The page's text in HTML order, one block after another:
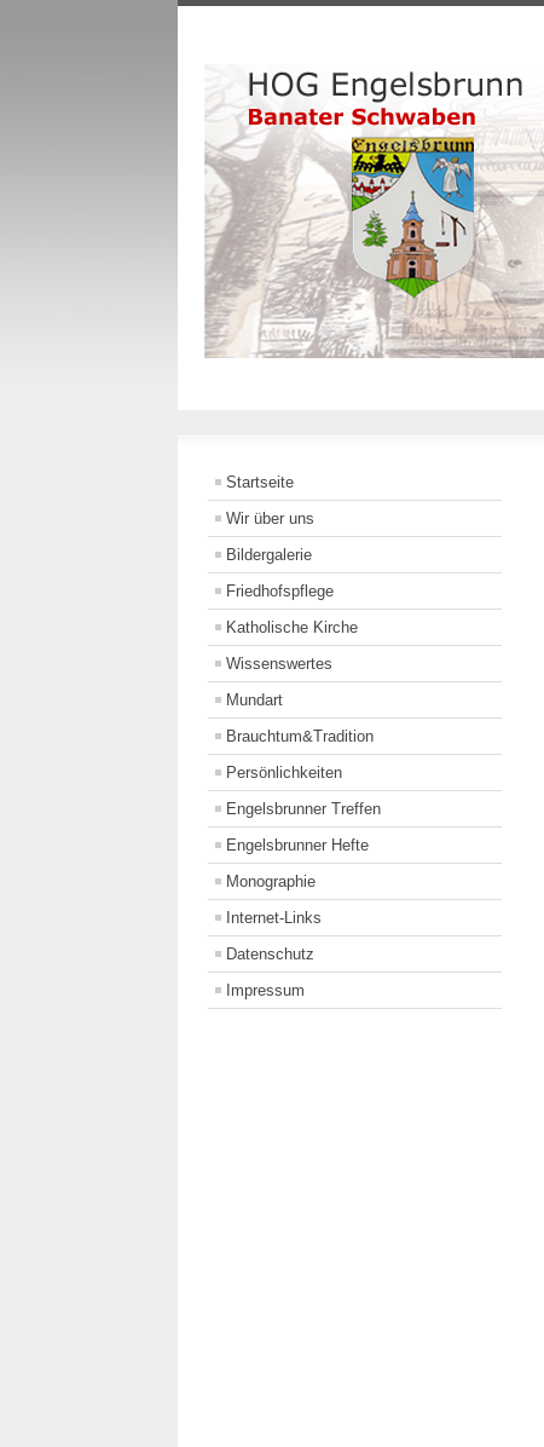
Startseite
Wir über uns
Bildergalerie
Friedhofspflege
Katholische Kirche
Wissenswertes
Mundart
Brauchtum&Tradition
Persönlichkeiten
Engelsbrunner Treffen
Engelsbrunner Hefte
Monographie
Internet-Links
Datenschutz
Impressum